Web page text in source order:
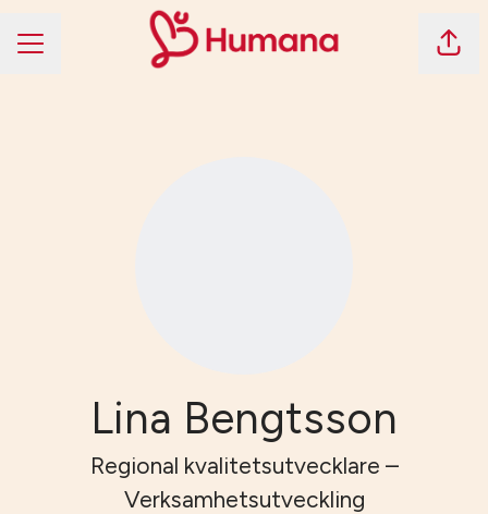
KARRIÄRMENY Dela
Lina Bengtsson
Regional kvalitetsutvecklare –
Verksamhetsutveckling